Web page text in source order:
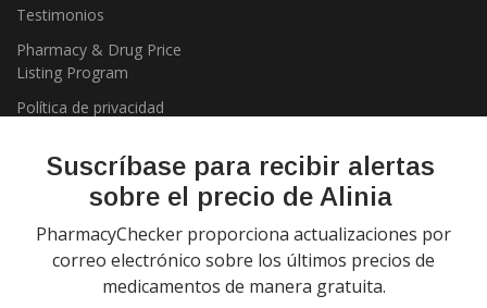
Suscríbase para recibir alertas
sobre el precio de Alinia
PharmacyChecker proporciona actualizaciones por
correo electrónico sobre los últimos precios de
medicamentos de manera gratuita.
Testimonios
Pharmacy & Drug Price
Listing Program
Política de privacidad
Copyright 2026, PharmacyChecker.com LLC. Todos los derechos